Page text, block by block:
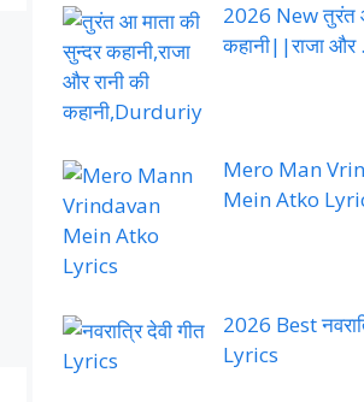
2026 New तुरंत
कहानी||राजा
Mero Man
Mein Atko
2026 Best
Lyrics